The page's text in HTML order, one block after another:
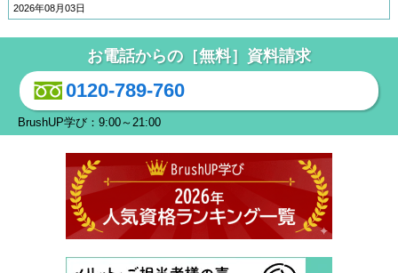
2026年08月03日
お電話からの［無料］資料請求
0120-789-760
BrushUP学び：9:00～21:00